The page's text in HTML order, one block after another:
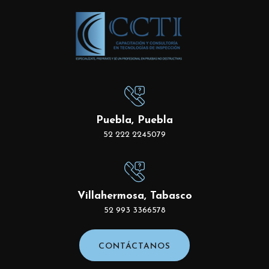
Puebla, Puebla
52 222 2245079
Villahermosa, Tabasco
52 993 3366578
CONTÁCTANOS